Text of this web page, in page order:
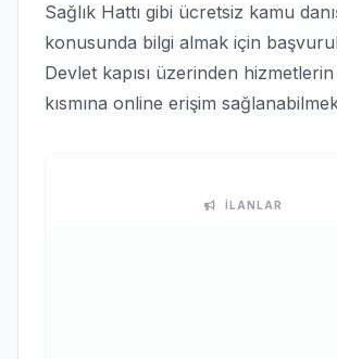
Sağlık Hattı gibi ücretsiz kamu
konusunda bilgi almak için
Devlet kapısı üzerinden
kısmına online erişim
İLANLAR